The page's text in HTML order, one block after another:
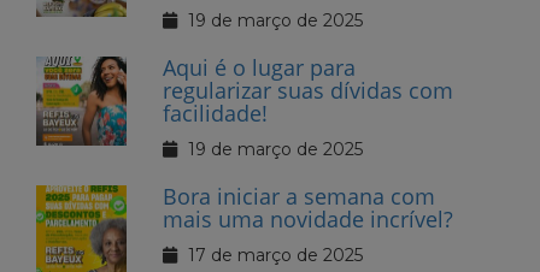
19 de março de 2025
Aqui é o lugar para
regularizar suas dívidas com
facilidade!
19 de março de 2025
Bora iniciar a semana com
mais uma novidade incrível?
17 de março de 2025